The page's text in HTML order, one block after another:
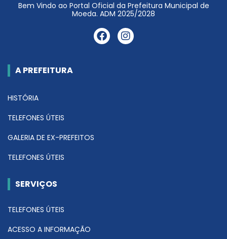
Bem Vindo ao Portal Oficial da Prefeitura Municipal de
Moeda. ADM 2025/2028
A PREFEITURA
HISTÓRIA
TELEFONES ÚTEIS
GALERIA DE EX-PREFEITOS
TELEFONES ÚTEIS
SERVIÇOS
TELEFONES ÚTEIS
ACESSO A INFORMAÇÃO